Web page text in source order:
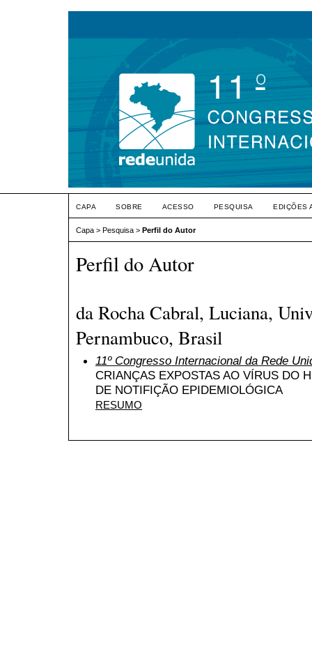
CAPA SOBRE ACESSO PESQUISA EDIÇÕES
Capa > Pesquisa > Perfil do Autor
Perfil do Autor
da Rocha Cabral, Luciana,
Pernambuco, Brasil
11º Congresso Internacional da Rede
CRIANÇAS EXPOSTAS AO VÍRUS DO
DE NOTIFIÇÃO EPIDEMIOLÓGICA
RESUMO